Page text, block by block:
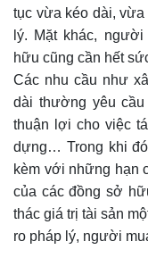
tục vừa kéo dài,
lý. Mặt khác,
hữu cũng cần hết
Các nhu cầu như
dài thường yêu
thuận lợi cho việc
dựng… Trong khi
kèm với những hạn
của các đồng sở
thác giá trị tài sản
ro pháp lý, người